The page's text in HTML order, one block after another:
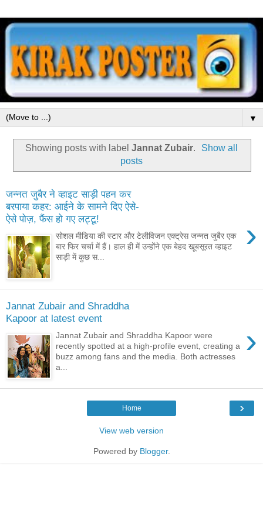
▼
Showing posts with label Jannat Zubair.
Show all
posts
जन्नत जुबैर ने व्हाइट साड़ी पहन कर
बरपाया कहर: आईने के सामने दिए ऐसे-
ऐसे पोज़, फैंस हो गए लट्टू!
›
सोशल मीडिया की स्टार और टेलीविजन एक्ट्रेस जन्नत जुबैर एक
बार फिर चर्चा में हैं। हाल ही में उन्होंने एक बेहद खूबसूरत व्हाइट
साड़ी में कुछ स...
Jannat Zubair and Shraddha
Kapoor at latest event
›
Jannat Zubair and Shraddha Kapoor were
recently spotted at a high-profile event, creating a
buzz among fans and the media. Both actresses
a...
›
Home
View web version
Powered by Blogger.